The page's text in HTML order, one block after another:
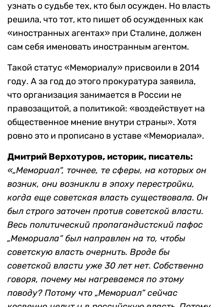
узнать о судьбе тех, кто был осужден. Но власть
решила, что тот, кто пишет об осужденных как
«иностранных агентах» при Сталине, должен
сам себя именовать иностранным агентом.
Такой статус «Мемориалу» присвоили в 2014
году. А за год до этого прокуратура заявила,
что организация занимается в России не
правозащитой, а политикой: «воздействует на
общественное мнение внутри страны». Хотя
ровно это и прописано в уставе «Мемориала».
Дмитрий Верхотуров, историк, писатель:
«„Мемориал“, точнее, те сферы, на которых он
возник, они возникли в эпоху перестройки,
когда еще советская власть существовала. Он
был строго заточен против советской власти.
Весь политический пропагандистский пафос
„Мемориала“ был направлен на то, чтобы
советскую власть очернить. Вроде бы
советской власти уже 30 лет нет. Собственно
говоря, почему мы нагреваемся по этому
поводу? Потому что „Мемориал“ сейчас